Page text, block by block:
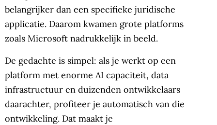
belangrijker dan een specifieke juridische
applicatie. Daarom kwamen grote platforms
zoals Microsoft nadrukkelijk in beeld.
De gedachte is simpel: als je werkt op een
platform met enorme AI capaciteit, data
infrastructuur en duizenden ontwikkelaars
daarachter, profiteer je automatisch van die
ontwikkeling. Dat maakt je